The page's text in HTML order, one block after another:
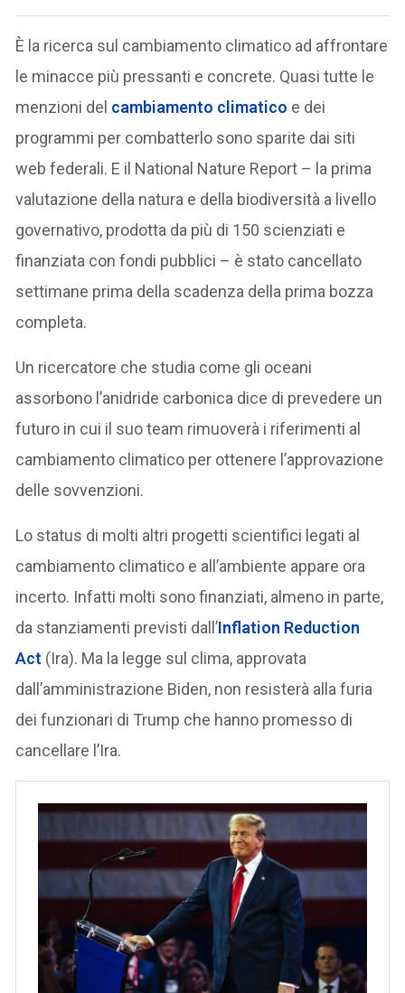
È la ricerca sul cambiamento climatico ad affrontare
le minacce più pressanti e concrete. Quasi tutte le
menzioni del cambiamento climatico e dei
programmi per combatterlo sono sparite dai siti
web federali. E il National Nature Report – la prima
valutazione della natura e della biodiversità a livello
governativo, prodotta da più di 150 scienziati e
finanziata con fondi pubblici – è stato cancellato
settimane prima della scadenza della prima bozza
completa.
Un ricercatore che studia come gli oceani
assorbono l’anidride carbonica dice di prevedere un
futuro in cui il suo team rimuoverà i riferimenti al
cambiamento climatico per ottenere l’approvazione
delle sovvenzioni.
Lo status di molti altri progetti scientifici legati al
cambiamento climatico e all’ambiente appare ora
incerto. Infatti molti sono finanziati, almeno in parte,
da stanziamenti previsti dall’Inflation Reduction
Act (Ira). Ma la legge sul clima, approvata
dall’amministrazione Biden, non resisterà alla furia
dei funzionari di Trump che hanno promesso di
cancellare l’Ira.